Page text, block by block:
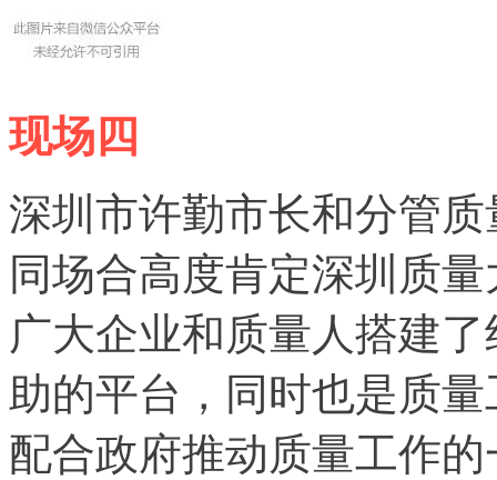
现场四
深圳市许勤市长和分管
同场合高度肯定深圳质
广大企业和质量人搭建
助的平台，同时也是质
配合政府推动质量工作